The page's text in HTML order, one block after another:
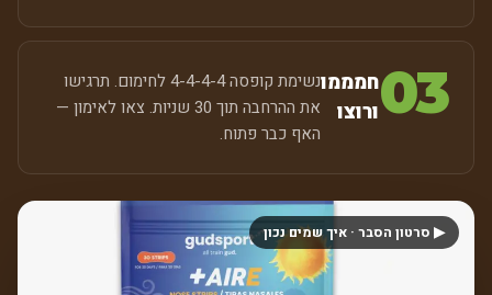
03חמממו
ורוצו
נשימת קופסה 4-4-4-4 לחימום. תרגישו
את ההרחבה תוך 30 שניות. צאו לאימון —
האף כבר פתוח.
▶ סרטון הסבר · איך שמים נכון